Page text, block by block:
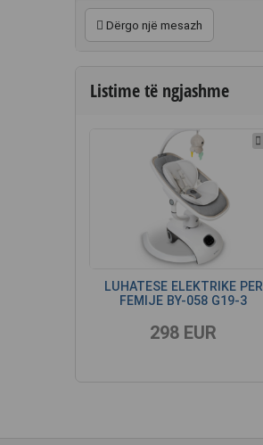
Dërgo një mesazh
Listime të ngjashme
LUHATESE ELEKTRIKE PER
FEMIJE BY-058 G19-3
298 EUR